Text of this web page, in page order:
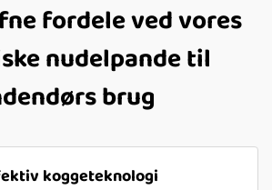
fordele ved vores
nudelpande til
brug
koggeteknologi